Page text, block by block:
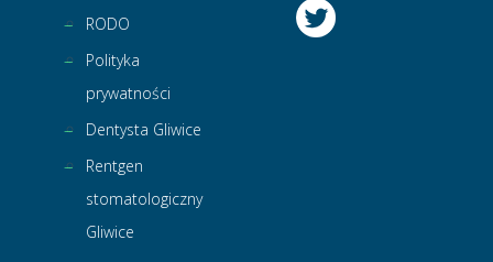
RODO
Polityka
prywatności
Dentysta Gliwice
Rentgen
stomatologiczny
Gliwice